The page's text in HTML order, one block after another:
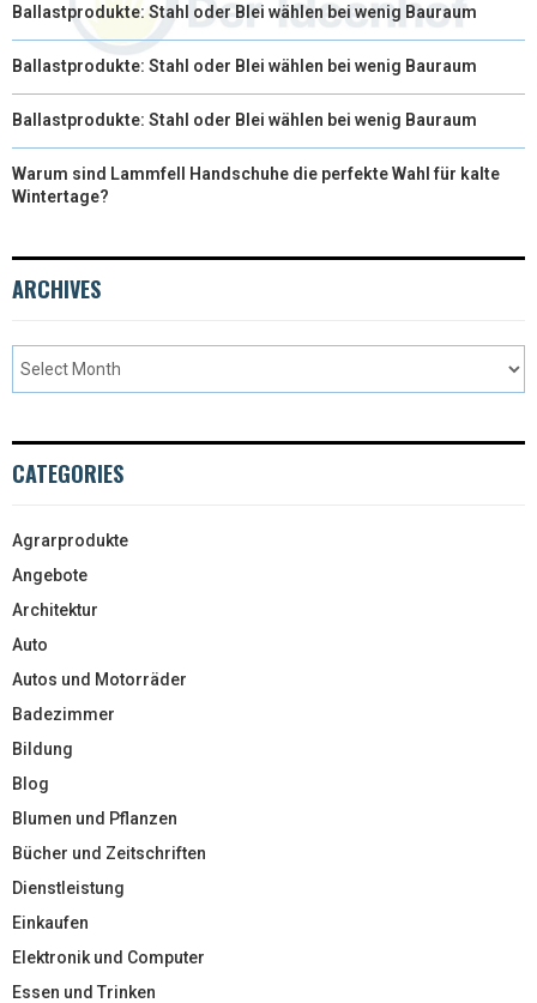
Ballastprodukte: Stahl oder Blei wählen bei wenig Bauraum
Ballastprodukte: Stahl oder Blei wählen bei wenig Bauraum
Ballastprodukte: Stahl oder Blei wählen bei wenig Bauraum
Warum sind Lammfell Handschuhe die perfekte Wahl für kalte
Wintertage?
ARCHIVES
CATEGORIES
Agrarprodukte
Angebote
Architektur
Auto
Autos und Motorräder
Badezimmer
Bildung
Blog
Blumen und Pflanzen
Bücher und Zeitschriften
Dienstleistung
Einkaufen
Elektronik und Computer
Essen und Trinken